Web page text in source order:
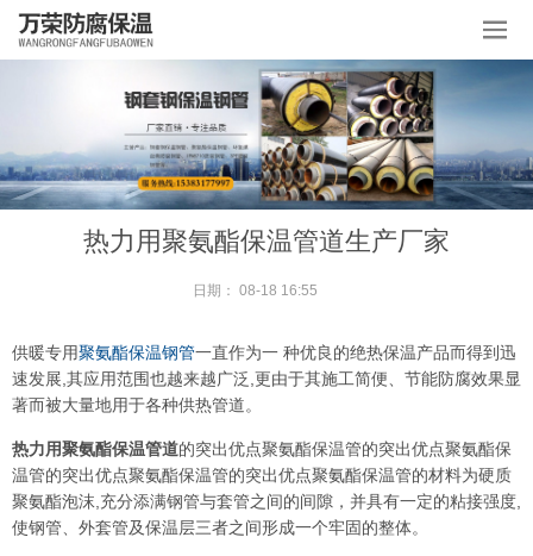
热力用聚氨酯保温管道生产厂家
日期： 08-18 16:55
供暖专用聚氨酯保温钢管一直作为一 种优良的绝热保温产品而得到迅
速发展,其应用范围也越来越广泛,更由于其施工简便、节能防腐效果显
著而被大量地用于各种供热管道。
热力用聚氨酯保温管道的突出优点聚氨酯保温管的突出优点聚氨酯保
温管的突出优点聚氨酯保温管的突出优点聚氨酯保温管的材料为硬质
聚氨酯泡沫,充分添满钢管与套管之间的间隙，并具有一定的粘接强度,
使钢管、外套管及保温层三者之间形成一个牢固的整体。